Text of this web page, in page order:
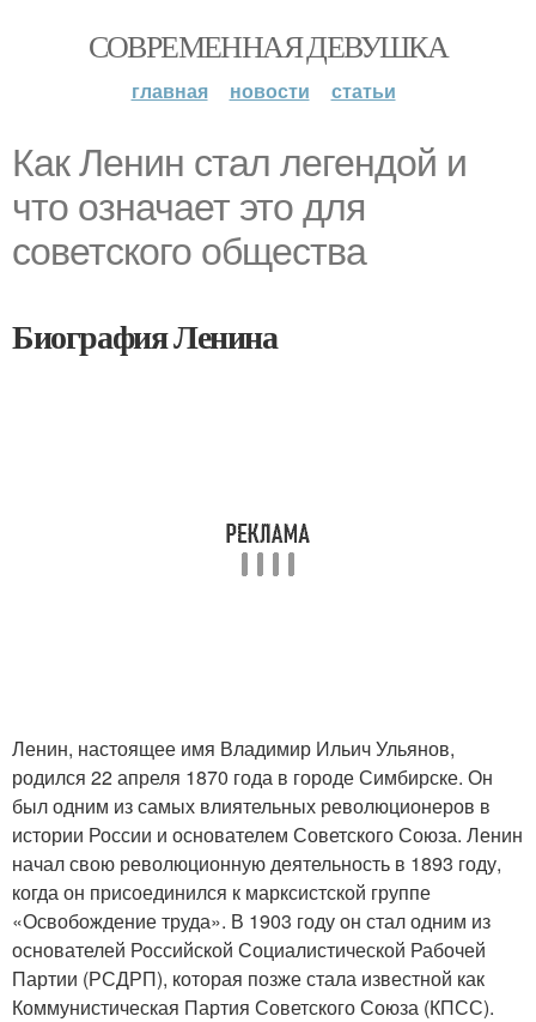
СОВРЕМЕННАЯ ДЕВУШКА
главная новости статьи
Как Ленин стал легендой и
что означает это для
советского общества
Биография Ленина
Ленин, настоящее имя Владимир Ильич Ульянов,
родился 22 апреля 1870 года в городе Симбирске. Он
был одним из самых влиятельных революционеров в
истории России и основателем Советского Союза. Ленин
начал свою революционную деятельность в 1893 году,
когда он присоединился к марксистской группе
«Освобождение труда». В 1903 году он стал одним из
основателей Российской Социалистической Рабочей
Партии (РСДРП), которая позже стала известной как
Коммунистическая Партия Советского Союза (КПСС).